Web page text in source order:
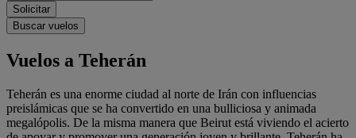
Solicitar
Buscar vuelos
Vuelos a Teherán
Teherán es una enorme ciudad al norte de Irán con influencias
preislámicas que se ha convertido en una bulliciosa y animada
megalópolis. De la misma manera que Beirut está viviendo el acierto